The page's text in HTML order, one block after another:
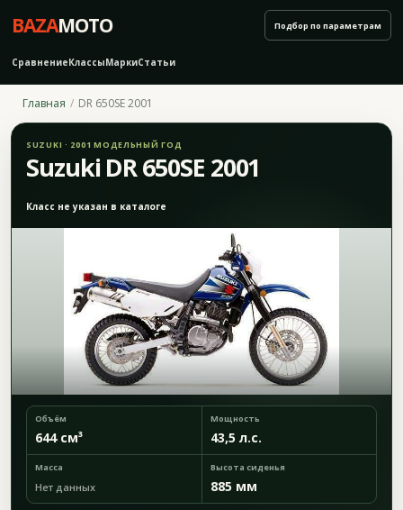
BAZAMOTO
СравнениеКлассыМаркиСтатьи
Подбор по параметрам
Главная DR 650SE 2001
SUZUKI · 2001 МОДЕЛЬНЫЙ ГОД
Suzuki DR 650SE 2001
Класс не указан в каталоге
Объём
644 см³
Мощность
43,5 л.с.
Масса
Нет данных
Высота сиденья
885 мм